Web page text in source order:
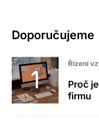
Doporučujeme
Řízení
Proč
firmu